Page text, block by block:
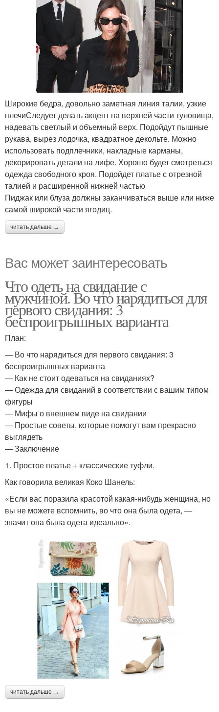
Широкие бедра, довольно заметная линия талии, узкие
плечиСледует делать акцент на верхней части туловища,
надевать светлый и объемный верх. Подойдут пышные
рукава, вырез лодочка, квадратное декольте. Можно
использовать подплечники, накладные карманы,
декорировать детали на лифе. Хорошо будет смотреться
одежда свободного кроя. Подойдет платье с отрезной
талией и расширенной нижней частью
Пиджак или блуза должны заканчиваться выше или ниже
самой широкой части ягодиц.
читать дальше →
Вас может заинтересовать
Что одеть на свидание с
мужчиной. Во что нарядиться для
первого свидания: 3
беспроигрышных варианта
План:
— Во что нарядиться для первого свидания: 3
беспроигрышных варианта
— Как не стоит одеваться на свиданиях?
— Одежда для свиданий в соответствии с вашим типом
фигуры
— Мифы о внешнем виде на свидании
— Простые советы, которые помогут вам прекрасно
выглядеть
— Заключение
1. Простое платье + классические туфли.
Как говорила великая Коко Шанель:
«Если вас поразила красотой какая-нибудь женщина, но
вы не можете вспомнить, во что она была одета, —
значит она была одета идеально».
читать дальше →